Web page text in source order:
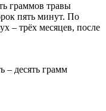
граммов травы
пять минут. По
– трёх месяцев, после
– десять грамм